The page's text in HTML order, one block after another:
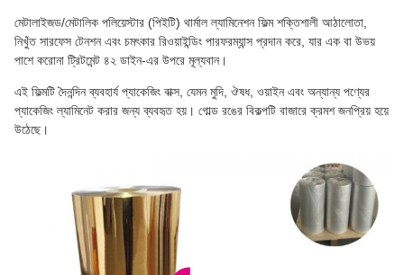
মেটালাইজড/মেটালিক পলিয়েস্টার (পিইটি) থার্মাল ল্যামিনেশন ফিল্ম শক্তিশালী আঠালোতা,
নিখুঁত সারফেস টেনশন এবং চমৎকার রিওয়াইন্ডিং পারফরম্যান্স প্রদান করে, যার এক বা উভয়
পাশে করোনা ট্রিটমেন্ট ৪২ ডাইন-এর উপরে মূল্যবান।
এই ফিল্মটি দৈনন্দিন ব্যবহার্য প্যাকেজিং বাক্স, যেমন মুদি, ঔষধ, ওয়াইন এবং অন্যান্য পণ্যের
প্যাকেজিং ল্যামিনেট করার জন্য ব্যবহৃত হয়। গোল্ড রঙের বিকল্পটি বাজারে ক্রমশ জনপ্রিয় হয়ে
উঠেছে।